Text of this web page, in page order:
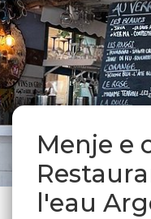
Menje e
l'eau